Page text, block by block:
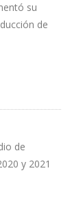
su
de
de
y 2021